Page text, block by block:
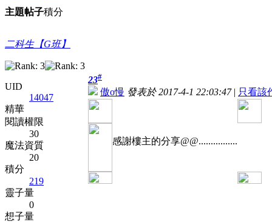
主題帖子積分
二科生【G班】
UID
14047
精華
閱讀權限
30
魔法資質
20
積分
219
靈子量
0
想子量
23#
傲o慢 發表於 2017-4-1 22:03:47 | 只看該
感謝樓主的分享@@................